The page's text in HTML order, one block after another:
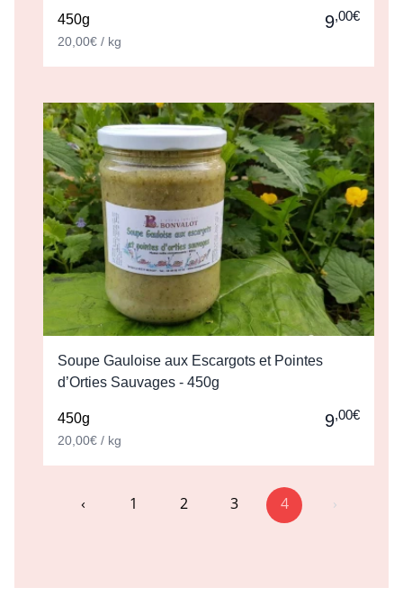
450g
20,00€ / kg
9,00€
Soupe Gauloise aux Escargots et Pointes
d’Orties Sauvages - 450g
450g
20,00€ / kg
9,00€
‹ 1 2 3 4 ›